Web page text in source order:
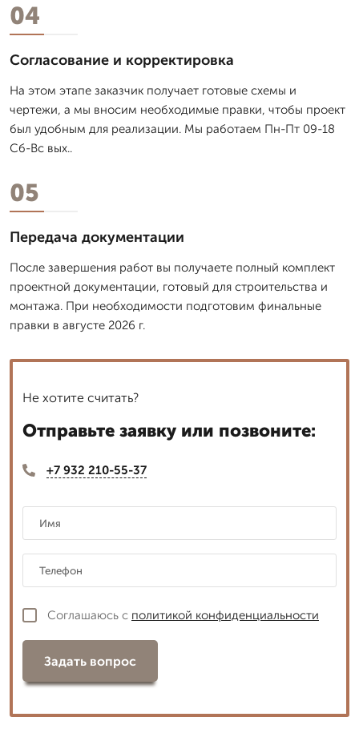
04
Согласование и корректировка
На этом этапе заказчик получает готовые схемы и
чертежи, а мы вносим необходимые правки, чтобы проект
был удобным для реализации. Мы работаем Пн-Пт 09-18
Сб-Вс вых..
05
Передача документации
После завершения работ вы получаете полный комплект
проектной документации, готовый для строительства и
монтажа. При необходимости подготовим финальные
правки в августе 2026 г.
Не хотите считать?
Отправьте заявку или позвоните:
+7 932 210-55-37
Соглашаюсь с политикой конфиденциальности
Задать вопрос